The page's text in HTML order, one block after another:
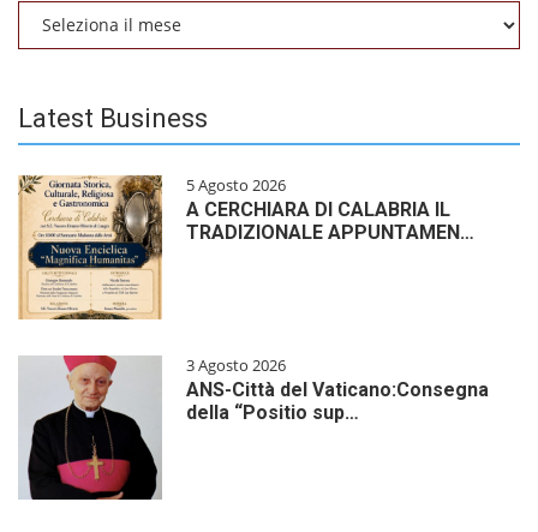
Archivio
Latest Business
5 Agosto 2026
A CERCHIARA DI CALABRIA IL
TRADIZIONALE APPUNTAMEN…
3 Agosto 2026
ANS-Città del Vaticano:Consegna
della “Positio sup…